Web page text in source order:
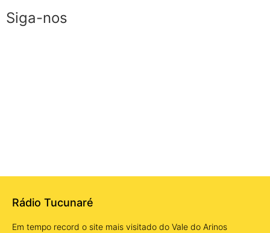
Siga-nos
Rádio Tucunaré
Em tempo record o site mais visitado do Vale do Arinos